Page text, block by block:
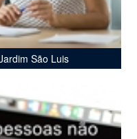
São Luis